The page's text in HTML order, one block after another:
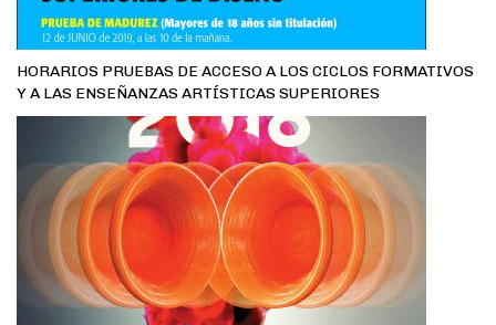
HORARIOS PRUEBAS DE ACCESO A LOS CICLOS FORMATIVOS
Y A LAS ENSEÑANZAS ARTÍSTICAS SUPERIORES